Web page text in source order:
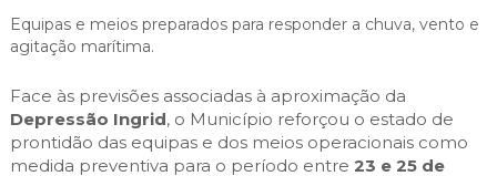
SERVIÇOS
MAPA DO PORTAL
Equipas e meios preparados para responder a chuva, vento e
agitação marítima.
Face às previsões associadas à aproximação da
Depressão Ingrid, o Município reforçou o estado de
prontidão das equipas e dos meios operacionais como
medida preventiva para o período entre 23 e 25 de